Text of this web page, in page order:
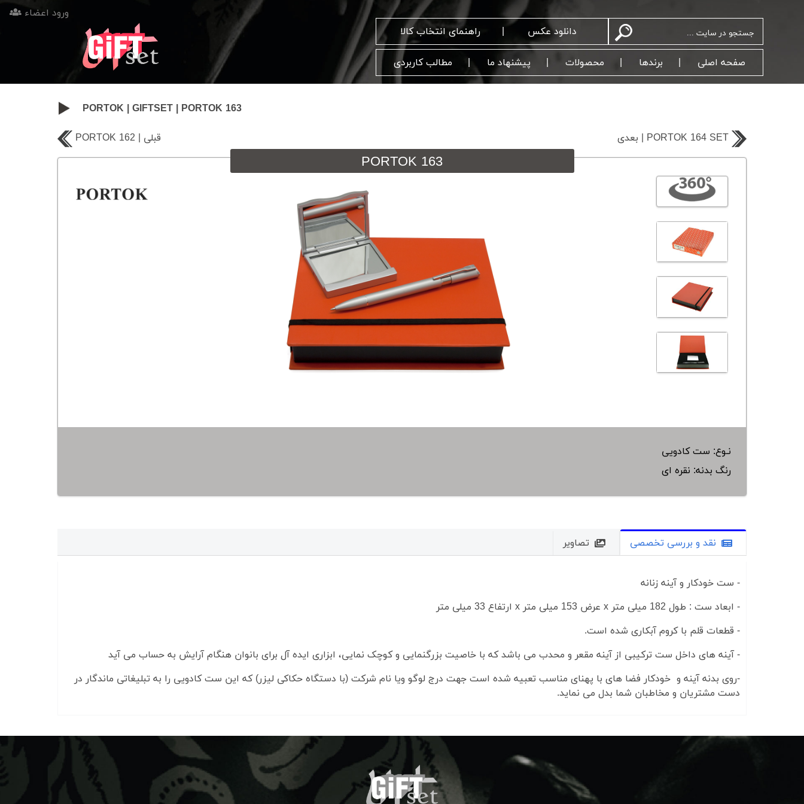
ورود اعضاء
راهنمای انتخاب کالا
دانلود عکس
مطالب کاربردی پیشنهاد ما محصولات برندها صفحه اصلی
PORTOK GIFTSET PORTOK 163
PORTOK 162 | قبلی بعدی | PORTOK 164 SET
PORTOK 163
نـوع: ست کادویی
رنگ بدنه: نقره ای
نقد و بررسی تخصصی تصاویر
- ست خودکار و آینه زنانه
- ابعاد ست : طول 182 میلی متر x عرض 153 میلی متر x ارتفاع 33 میلی متر
- قطعات قلم با کروم آبکاری شده است.
- آینه های داخل ست ترکیبی از آینه مقعر و محدب می باشد که با خاصیت بزرگنمایی و کوچک نمایی، ابزاری ایده آل برای بانوان هنگام آرایش به حساب می آید
-روی بدنه آینه و خودکار فضا های با پهنای مناسب تعبیه شده است جهت درج لوگو ویا نام شرکت (با دستگاه حکاکی لیزر) که این ست کادویی را به تبلیغاتی ماندگار در
دست مشتریان و مخاطبان شما بدل می نماید.